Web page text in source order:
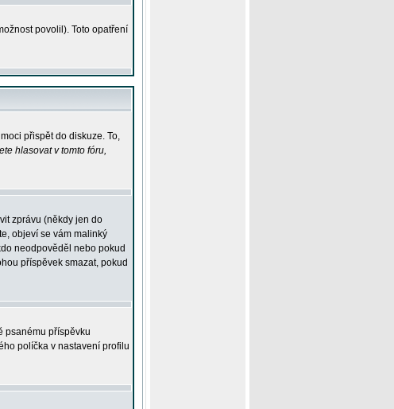
povolil). Toto opatření
přispět do diskuze. To,
hlasovat v tomto fóru,
zprávu (někdy jen do
objeví se vám malinký
neodpověděl nebo pokud
příspěvek smazat, pokud
psanému příspěvku
políčka v nastavení profilu